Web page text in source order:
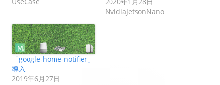
NvidiaJetsonNano
「google-home-notifier」
導入
2019年6月27日